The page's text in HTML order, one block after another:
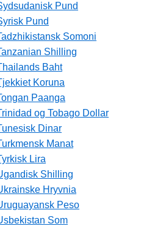
Pund
Pund
Somoni
Shilling
Baht
Koruna
Paanga
og Tobago Dollar
Dinar
Manat
Lira
Shilling
Hryvnia
Peso
Som